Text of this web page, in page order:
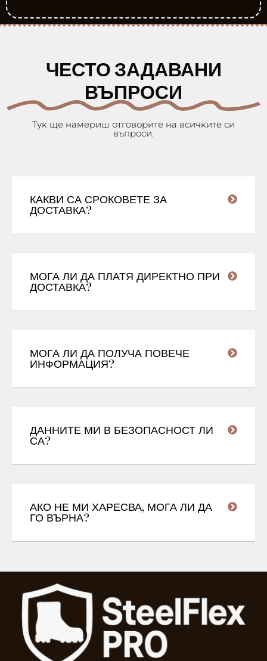
ЧЕСТО ЗАДАВАНИ
ВЪПРОСИ
Тук ще намериш отговорите на всичките си
въпроси.
КАКВИ СА СРОКОВЕТЕ ЗА
ДОСТАВКА?
МОГА ЛИ ДА ПЛАТЯ ДИРЕКТНО ПРИ
ДОСТАВКА?
МОГА ЛИ ДА ПОЛУЧА ПОВЕЧЕ
ИНФОРМАЦИЯ?
ДАННИТЕ МИ В БЕЗОПАСНОСТ ЛИ
СА?
АКО НЕ МИ ХАРЕСВА, МОГА ЛИ ДА
ГО ВЪРНА?